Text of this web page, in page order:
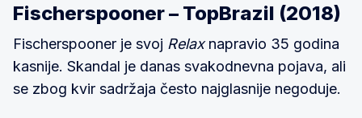
Fischerspooner – TopBrazil (2018)
Fischerspooner je svoj Relaxnapravio 35 godina
kasnije. Skandal je danas svakodnevna pojava, ali
se zbog kvir sadržaja često najglasnije negoduje.